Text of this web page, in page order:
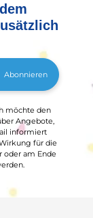
Abonnieren
möchte den
Angebote,
informiert
für die
oder am Ende